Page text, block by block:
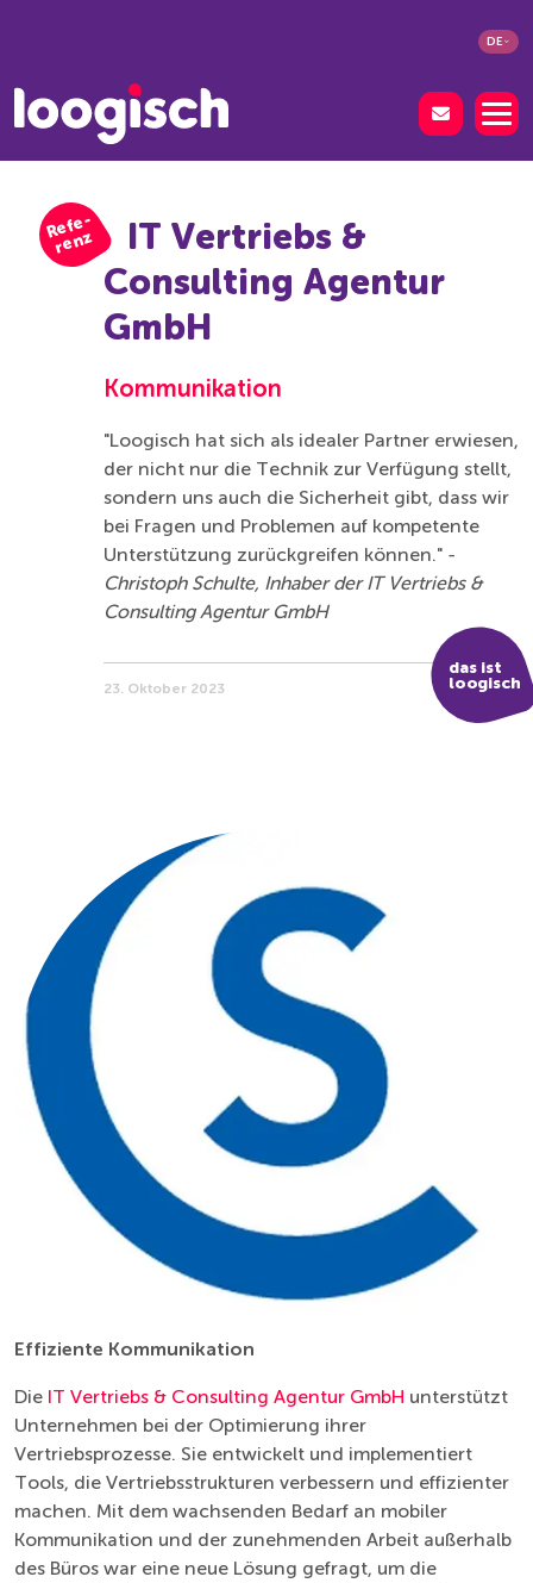
DE
R
ef
e-
r
e
n
z
IT Vertriebs &
Consulting Agentur
GmbH
Kommunikation
"Loogisch hat sich als idealer Partner erwiesen,
der nicht nur die Technik zur Verfügung stellt,
sondern uns auch die Sicherheit gibt, dass wir
bei Fragen und Problemen auf kompetente
Unterstützung zurückgreifen können." -
Christoph Schulte, Inhaber der IT Vertriebs &
Consulting Agentur GmbH
23. Oktober 2023
das ist
loogisch
Effiziente Kommunikation
Die IT Vertriebs & Consulting Agentur GmbH unterstützt
Unternehmen bei der Optimierung ihrer
Vertriebsprozesse. Sie entwickelt und implementiert
Tools, die Vertriebsstrukturen verbessern und effizienter
machen. Mit dem wachsenden Bedarf an mobiler
Kommunikation und der zunehmenden Arbeit außerhalb
des Büros war eine neue Lösung gefragt, um die